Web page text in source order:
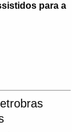
para a